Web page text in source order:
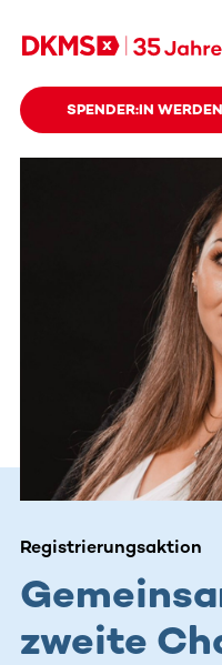
SPENDER:IN WERDEN
Registrierungsaktion
zweite